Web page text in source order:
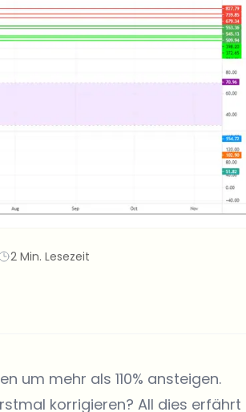
2 Min. Lesezeit
um mehr als 110% ansteigen.
korrigieren? All dies erfährt